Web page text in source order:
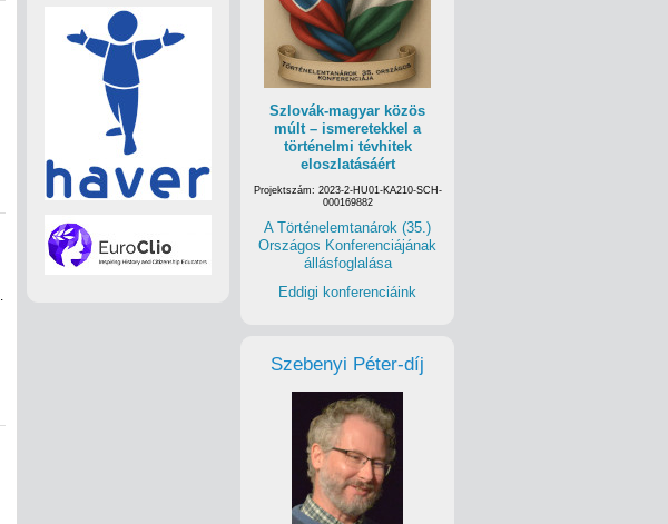
Szlovák-magyar közös
múlt – ismeretekkel a
történelmi tévhitek
eloszlatásáért
Projektszám: 2023-2-HU01-KA210-SCH-
000169882
A Történelemtanárok (35.)
Országos Konferenciájának
állásfoglalása
Eddigi konferenciáink
Szebenyi Péter-díj